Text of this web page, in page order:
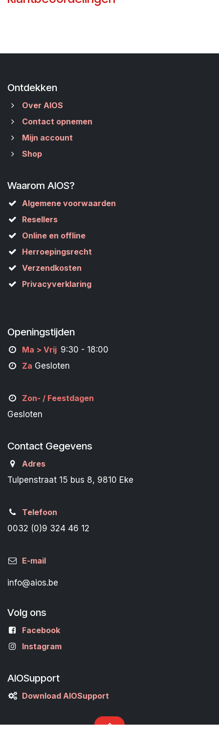
Ontdekken
Over AIOS
Contact opnemen
Mijn account
Shop
Waarom AIOS?
Algemene voorwaarden
Resellers
Online en offline
Herroepingsrecht
Verzendkosten
Privacyverklaring
Openingstijden
Ma > Vrij 9:30 - 18:00
Za Gesloten
Zon- / Feestdagen
Gesloten
Contact Gegevens
Adres
Tulpenstraat 15 bus 8, 9810 Eke
Telefoon
0032 (0)9 324 46 12
E-mail
info@aios.be
Volg ons
Facebook
Instagram
AIOSupport
Download AIOSupport